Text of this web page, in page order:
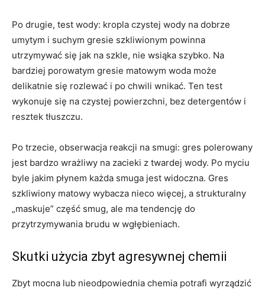
Po drugie, test wody: kropla czystej wody na dobrze
umytym i suchym gresie szkliwionym powinna
utrzymywać się jak na szkle, nie wsiąka szybko. Na
bardziej porowatym gresie matowym woda może
delikatnie się rozlewać i po chwili wnikać. Ten test
wykonuje się na czystej powierzchni, bez detergentów i
resztek tłuszczu.
Po trzecie, obserwacja reakcji na smugi: gres polerowany
jest bardzo wrażliwy na zacieki z twardej wody. Po myciu
byle jakim płynem każda smuga jest widoczna. Gres
szkliwiony matowy wybacza nieco więcej, a strukturalny
„maskuje” część smug, ale ma tendencję do
przytrzymywania brudu w wgłębieniach.
Skutki użycia zbyt agresywnej chemii
Zbyt mocna lub nieodpowiednia chemia potrafi wyrządzić